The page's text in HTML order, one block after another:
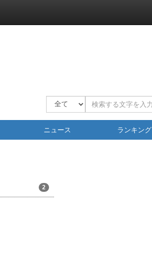
ニュース ランキング
2